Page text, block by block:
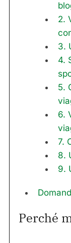
2.
3.
4.
5.
6.
7.
8.
9.
Perché